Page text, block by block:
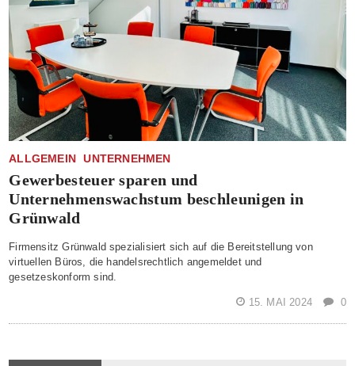
ALLGEMEIN UNTERNEHMEN
Gewerbesteuer sparen und
Unternehmenswachstum beschleunigen in
Grünwald
Firmensitz Grünwald spezialisiert sich auf die Bereitstellung von
virtuellen Büros, die handelsrechtlich angemeldet und
gesetzeskonform sind.
15. MAI 2024 0